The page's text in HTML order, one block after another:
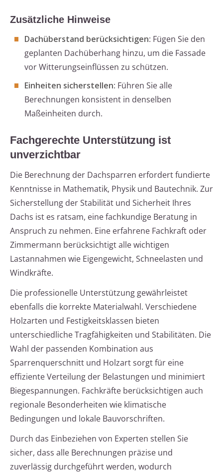
Zusätzliche Hinweise
Dachüberstand berücksichtigen: Fügen Sie den
geplanten Dachüberhang hinzu, um die Fassade
vor Witterungseinflüssen zu schützen.
Einheiten sicherstellen: Führen Sie alle
Berechnungen konsistent in denselben
Maßeinheiten durch.
Fachgerechte Unterstützung ist
unverzichtbar
Die Berechnung der Dachsparren erfordert fundierte
Kenntnisse in Mathematik, Physik und Bautechnik. Zur
Sicherstellung der Stabilität und Sicherheit Ihres
Dachs ist es ratsam, eine fachkundige Beratung in
Anspruch zu nehmen. Eine erfahrene Fachkraft oder
Zimmermann berücksichtigt alle wichtigen
Lastannahmen wie Eigengewicht, Schneelasten und
Windkräfte.
Die professionelle Unterstützung gewährleistet
ebenfalls die korrekte Materialwahl. Verschiedene
Holzarten und Festigkeitsklassen bieten
unterschiedliche Tragfähigkeiten und Stabilitäten. Die
Wahl der passenden Kombination aus
Sparrenquerschnitt und Holzart sorgt für eine
effiziente Verteilung der Belastungen und minimiert
Biegespannungen. Fachkräfte berücksichtigen auch
regionale Besonderheiten wie klimatische
Bedingungen und lokale Bauvorschriften.
Durch das Einbeziehen von Experten stellen Sie
sicher, dass alle Berechnungen präzise und
zuverlässig durchgeführt werden, wodurch